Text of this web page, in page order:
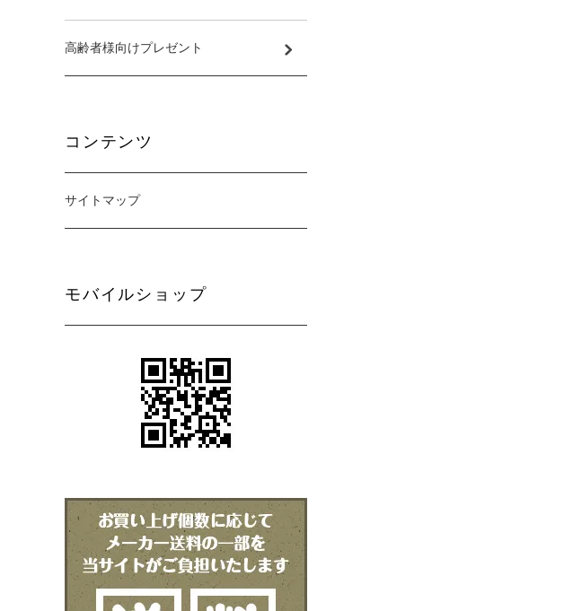
高齢者様向けプレゼント
コンテンツ
サイトマップ
モバイルショップ